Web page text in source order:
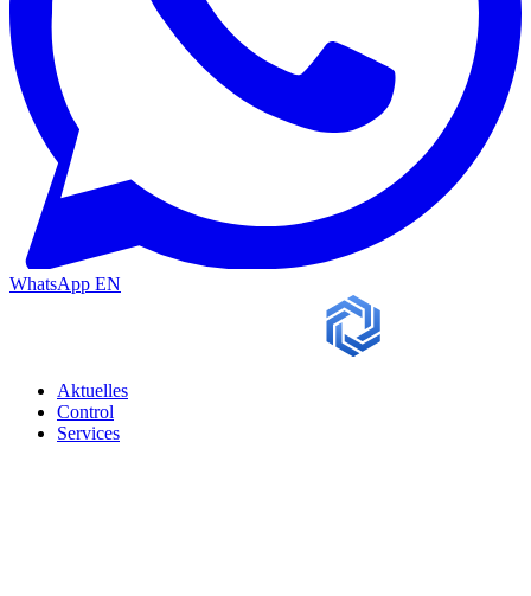
WhatsApp EN
Aktuelles
Control
Services